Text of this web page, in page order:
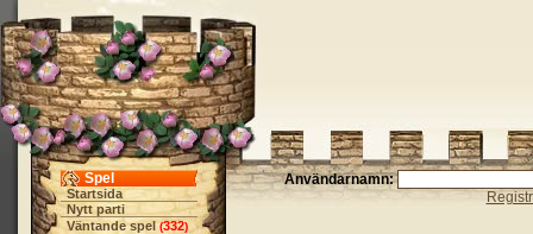
Spel
Startsida
Nytt parti
Väntande spel (332)
Användarnamn: